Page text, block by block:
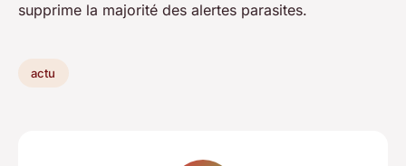
supprime la majorité des alertes parasites.
actu